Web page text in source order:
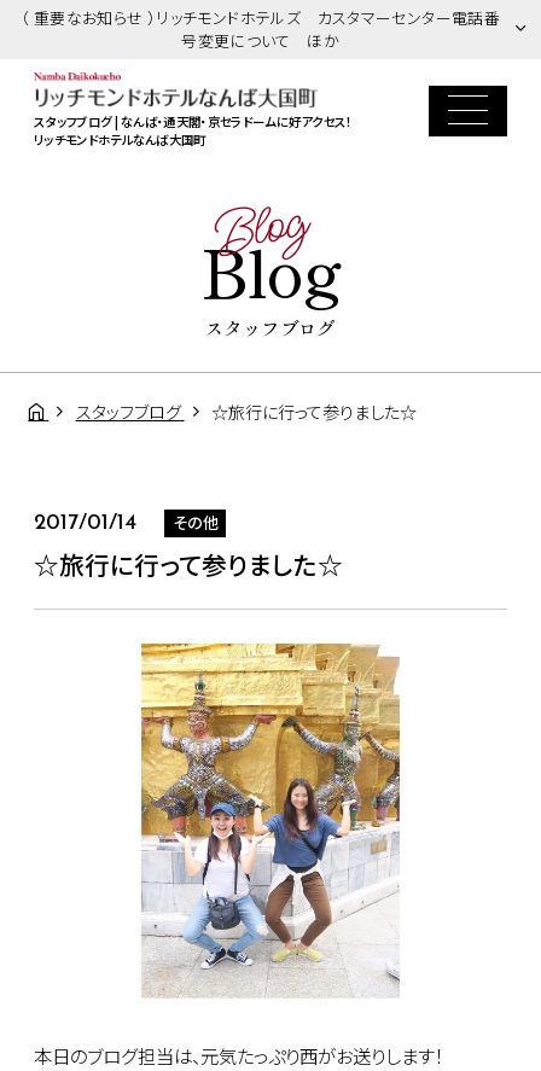
（ 重要なお知らせ ）リッチモンドホテルズ カスタマーセンター電話番
号変更について ほか
スタッフブログ | なんば・通天閣・京セラドームに好アクセス！
リッチモンドホテルなんば大国町
Blog
Blog
スタッフブログ
スタッフブログ ☆旅行に行って参りました☆
2017/01/14 その他
☆旅行に行って参りました☆
本日のブログ担当は、元気たっぷり西がお送りします！